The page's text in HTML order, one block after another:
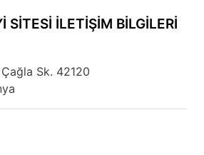
SITESI İLETİŞİM BİLGİLERİ
Sk. 42120